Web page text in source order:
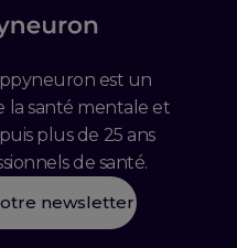
est un
la santé mentale et
plus de 25 ans
de santé.
newsletter